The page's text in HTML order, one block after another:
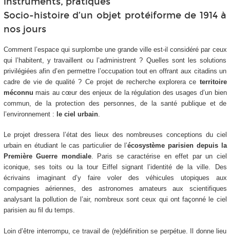
Socio-histoire d’un objet protéiforme de 1914 à
nos jours
Comment l’espace qui surplombe une grande ville est-il considéré par ceux
qui l’habitent, y travaillent ou l’administrent ? Quelles sont les solutions
privilégiées afin d’en permettre l’occupation tout en offrant aux citadins un
cadre de vie de qualité ? Ce projet de recherche explorera ce territoire
méconnu mais au cœur des enjeux de la régulation des usages d’un bien
commun, de la protection des personnes, de la santé publique et de
l’environnement : le ciel urbain.
Le projet dressera l’état des lieux des nombreuses conceptions du ciel
urbain en étudiant le cas particulier de l’écosystème parisien depuis la
Première Guerre mondiale. Paris se caractérise en effet par un ciel
iconique, ses toits ou la tour Eiffel signant l’identité de la ville. Des
écrivains imaginant d’y faire voler des véhicules utopiques aux
compagnies aériennes, des astronomes amateurs aux scientifiques
analysant la pollution de l’air, nombreux sont ceux qui ont façonné le ciel
parisien au fil du temps.
Loin d’être interrompu, ce travail de (re)définition se perpétue. Il donne lieu